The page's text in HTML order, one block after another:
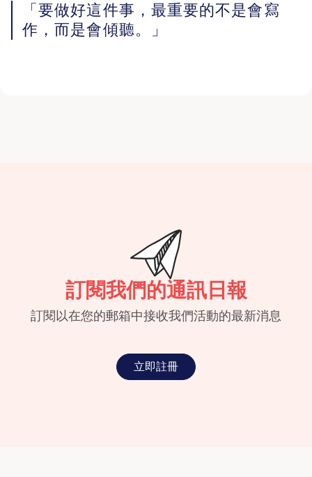
「要做好這件事，最重要的不是會寫
作，而是會傾聽。」
訂閱我們的通訊日報
訂閱以在您的郵箱中接收我們活動的最新消息
立即註冊